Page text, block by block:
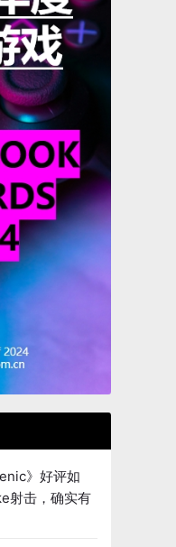
》好评如
射击，确实有